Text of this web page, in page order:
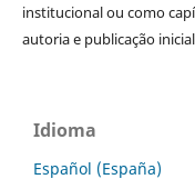
institucional ou como
autoria e publicação
Idioma
Español (España)